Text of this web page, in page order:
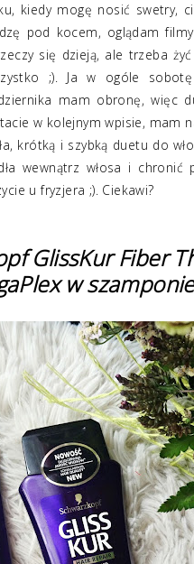
kiedy mogę nosić swetry,
pod kocem, oglądam
się dzieją, ale trzeba
;). Ja w ogóle sobotę
mam obronę, więc
w kolejnym wpisie, mam
krótką i szybką duetu do
wewnątrz włosa i
u fryzjera ;). Ciekawi?
GlissKur Fiber
w